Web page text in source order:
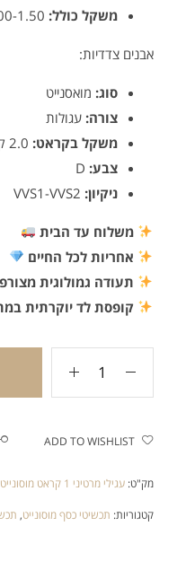
משקל כולל:
אבנים צדדיות:
סוג: מואסנייט
צורה: עגולות
משקל בקראט:
צבע:
ניקיון:
משלוח עד הבית
אחריות לכל החיים
תעודה גמולוגית
קופסת לד יוקרתית
ADD TO WISHLIST
מק"ט:עגילי מרטיני 1 קראט מוסונייט
קטגוריות: תכשיטי כסף מוסונייט,